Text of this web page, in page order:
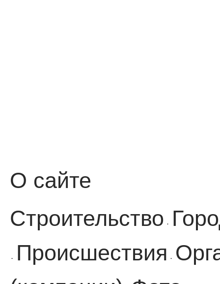
О сайте
Строительство ·
· Происшествия ·